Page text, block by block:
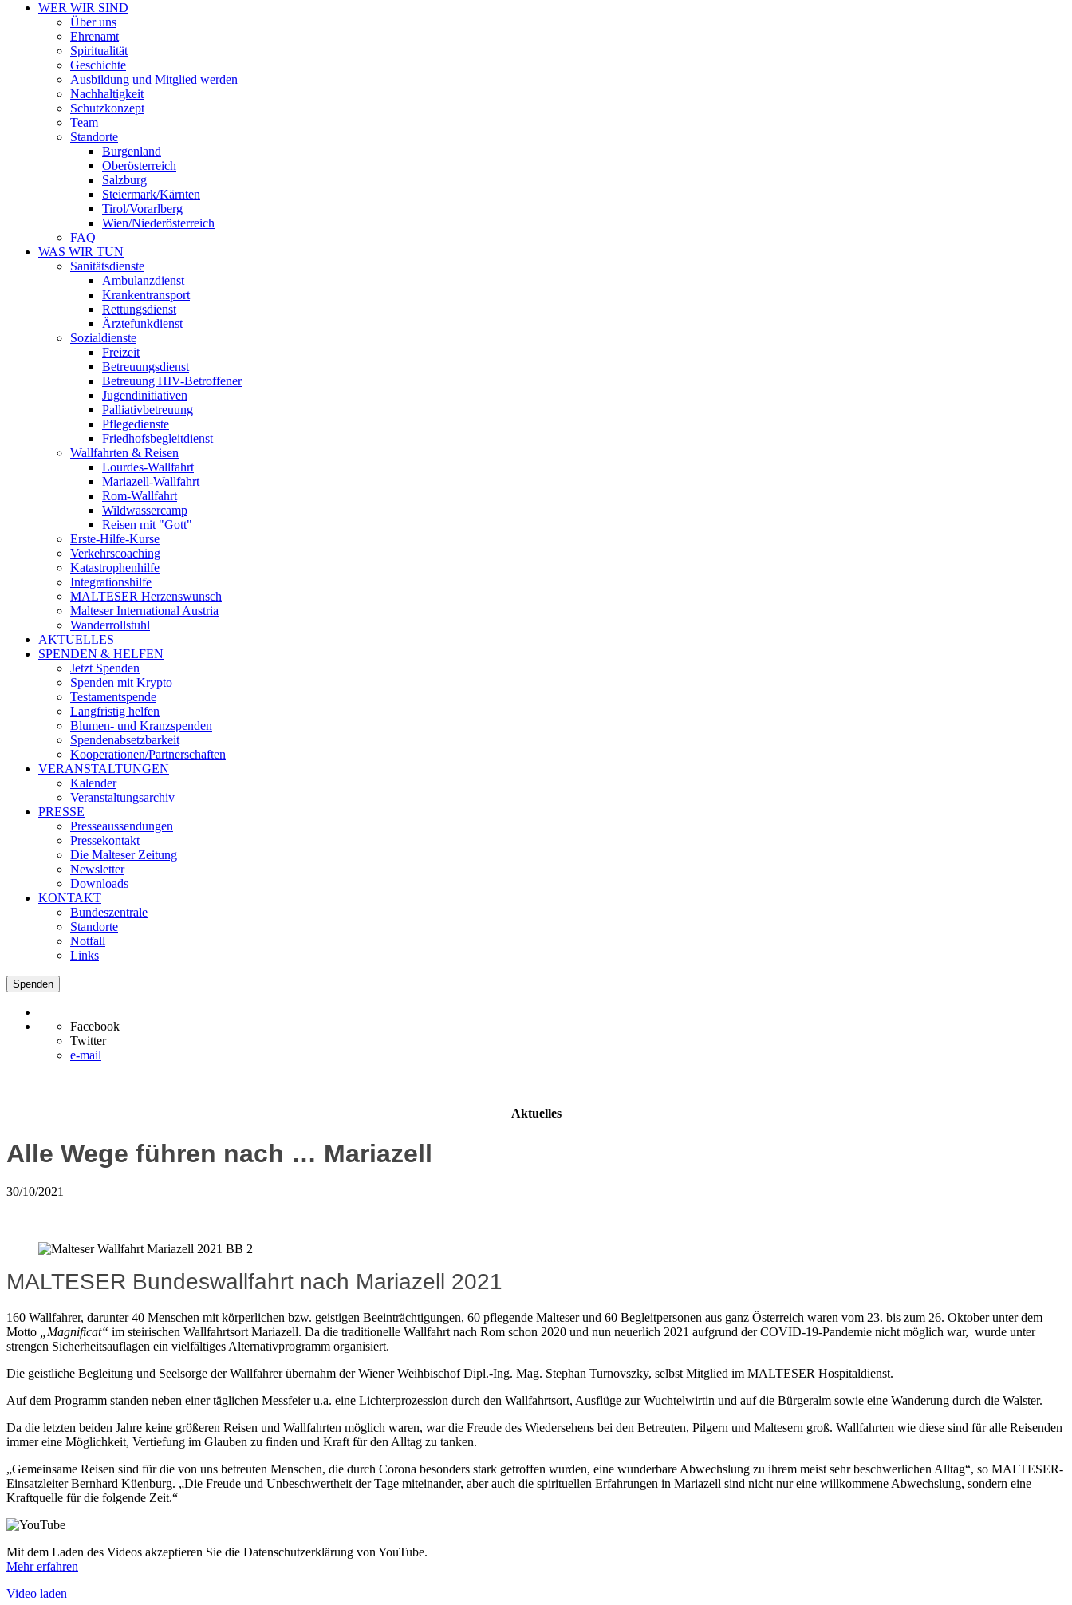
WER WIR SIND
Über uns
Ehrenamt
Spiritualität
Geschichte
Ausbildung und Mitglied werden
Nachhaltigkeit
Schutzkonzept
Team
Standorte
Burgenland
Oberösterreich
Salzburg
Steiermark/Kärnten
Tirol/Vorarlberg
Wien/Niederösterreich
FAQ
WAS WIR TUN
Sanitätsdienste
Ambulanzdienst
Krankentransport
Rettungsdienst
Ärztefunkdienst
Sozialdienste
Freizeit
Betreuungsdienst
Betreuung HIV-Betroffener
Jugendinitiativen
Palliativbetreuung
Pflegedienste
Friedhofsbegleitdienst
Wallfahrten & Reisen
Lourdes-Wallfahrt
Mariazell-Wallfahrt
Rom-Wallfahrt
Wildwassercamp
Reisen mit "Gott"
Erste-Hilfe-Kurse
Verkehrscoaching
Katastrophenhilfe
Integrationshilfe
MALTESER Herzenswunsch
Malteser International Austria
Wanderrollstuhl
AKTUELLES
SPENDEN & HELFEN
Jetzt Spenden
Spenden mit Krypto
Testamentspende
Langfristig helfen
Blumen- und Kranzspenden
Spendenabsetzbarkeit
Kooperationen/Partnerschaften
VERANSTALTUNGEN
Kalender
Veranstaltungsarchiv
PRESSE
Presseaussendungen
Pressekontakt
Die Malteser Zeitung
Newsletter
Downloads
KONTAKT
Bundeszentrale
Standorte
Notfall
Links
Spenden
Facebook
Twitter
e-mail
Aktuelles
Alle Wege führen nach … Mariazell
30/10/2021
MALTESER Bundeswallfahrt nach Mariazell 2021
160 Wallfahrer, darunter 40 Menschen mit körperlichen bzw. geistigen Beeinträchtigungen, 60 pflegende Malteser und 60 Begleitpersonen aus ganz Österreich waren vom 23. bis zum 26. Oktober unter dem
Motto
„Magnificat“ im steirischen Wallfahrtsort Mariazell. Da die traditionelle Wallfahrt nach Rom schon 2020 und nun neuerlich 2021 aufgrund der COVID-19-Pandemie nicht möglich war, wurde unter
strengen Sicherheitsauflagen ein vielfältiges Alternativprogramm organisiert.
Die geistliche Begleitung und Seelsorge der Wallfahrer übernahm der Wiener Weihbischof Dipl.-Ing. Mag. Stephan Turnovszky, selbst Mitglied im MALTESER Hospitaldienst.
Auf dem Programm standen neben einer täglichen Messfeier u.a. eine Lichterprozession durch den Wallfahrtsort, Ausflüge zur Wuchtelwirtin und auf die Bürgeralm sowie eine Wanderung durch die Walster.
Da die letzten beiden Jahre keine größeren Reisen und Wallfahrten möglich waren, war die Freude des Wiedersehens bei den Betreuten, Pilgern und Maltesern groß. Wallfahrten wie diese sind für alle Reisenden
immer eine Möglichkeit, Vertiefung im Glauben zu finden und Kraft für den Alltag zu tanken.
„Gemeinsame Reisen sind für die von uns betreuten Menschen, die durch Corona besonders stark getroffen wurden, eine wunderbare Abwechslung zu ihrem meist sehr beschwerlichen Alltag“, so MALTESER-
Einsatzleiter Bernhard Küenburg. „Die Freude und Unbeschwertheit der Tage miteinander, aber auch die spirituellen Erfahrungen in Mariazell sind nicht nur eine willkommene Abwechslung, sondern eine
Kraftquelle für die folgende Zeit.“
Mit dem Laden des Videos akzeptieren Sie die Datenschutzerklärung von YouTube.
Mehr erfahren
Video laden